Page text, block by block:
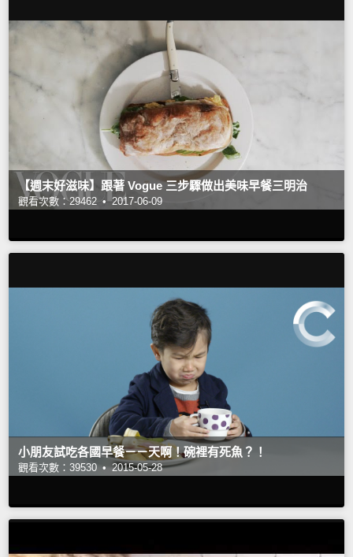
【週末好滋味】跟著 Vogue 三步驟做出美味早餐三明治
觀看次數：29462 • 2017-06-09
小朋友試吃各國早餐－－天啊！碗裡有死魚？！
觀看次數：39530 • 2015-05-28